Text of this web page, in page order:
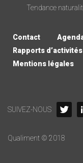
Tendance
Contact
Rapports d’activités
Mentions légales
SUIVEZ-NOUS
Qualiment © 2018